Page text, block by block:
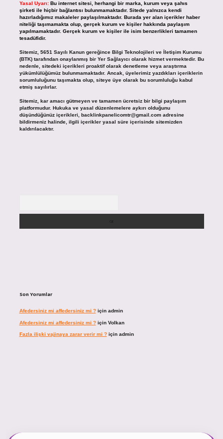
Yasal Uyarı: Bu internet sitesi, herhangi bir marka, kurum veya şahıs
şirketi ile hiçbir bağlantısı bulunmamaktadır. Sitede yalnızca kendi
hazırladığımız makaleler paylaşılmaktadır. Burada yer alan içerikler haber
niteliği taşımamakta olup, gerçek kurum ve kişiler hakkında paylaşım
yapılmamaktadır. Gerçek kurum ve kişiler ile isim benzerlikleri tamamen
tesadüfidir.
Sitemiz, 5651 Sayılı Kanun gereğince Bilgi Teknolojileri ve İletişim Kurumu
(BTK) tarafından onaylanmış bir Yer Sağlayıcı olarak hizmet vermektedir. Bu
nedenle, sitedeki içerikleri proaktif olarak denetleme veya araştırma
yükümlülüğümüz bulunmamaktadır. Ancak, üyelerimiz yazdıkları içeriklerin
sorumluluğunu taşımakta olup, siteye üye olarak bu sorumluluğu kabul
etmiş sayılırlar.
Sitemiz, kar amacı gütmeyen ve tamamen ücretsiz bir bilgi paylaşım
platformudur. Hukuka ve yasal düzenlemelere aykırı olduğunu
düşündüğünüz içerikleri, backlinkpanelicomtr@gmail.comadresine
bildirmeniz halinde, ilgili içerikler yasal süre içerisinde sitemizden
kaldırılacaktır.
Son Yorumlar
Afedersiniz mi affedersiniz mi ?için admin
Afedersiniz mi affedersiniz mi ?için Volkan
Fazla ilişki vajinaya zarar verir mi ?için admin